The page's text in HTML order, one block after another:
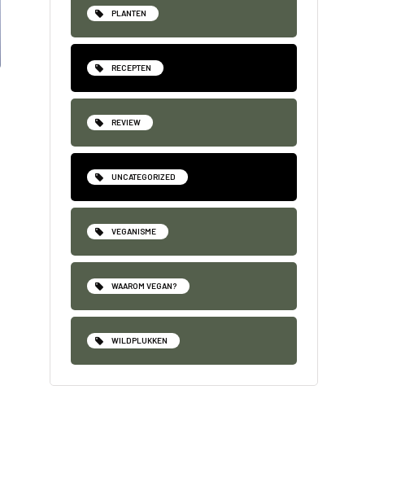
PLANTEN
RECEPTEN
REVIEW
UNCATEGORIZED
VEGANISME
WAAROM VEGAN?
WILDPLUKKEN